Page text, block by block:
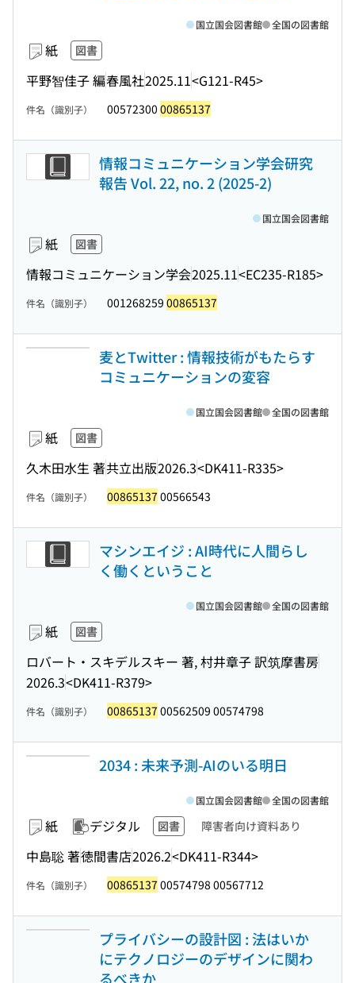
紙 図書
平野智佳子 編春風社2025.11<G121-R45>
国立国会図書館 全国の図書館
件名（識別子） 00572300 00865137
情報コミュニケーション学会研究
報告 Vol. 22, no. 2 (2025-2)
紙 図書
情報コミュニケーション学会2025.11<EC235-R185>
国立国会図書館
件名（識別子） 001268259 00865137
麦とTwitter : 情報技術がもたらす
コミュニケーションの変容
紙 図書
久木田水生 著共立出版2026.3<DK411-R335>
国立国会図書館 全国の図書館
件名（識別子） 00865137 00566543
マシンエイジ : AI時代に人間らし
く働くということ
紙 図書
ロバート・スキデルスキー 著, 村井章子 訳筑摩書房
2026.3<DK411-R379>
国立国会図書館 全国の図書館
件名（識別子） 00865137 00562509 00574798
2034 : 未来予測-AIのいる明日
紙 デジタル 図書 障害者向け資料あり
中島聡 著徳間書店2026.2<DK411-R344>
国立国会図書館 全国の図書館
件名（識別子） 00865137 00574798 00567712
プライバシーの設計図 : 法はいか
にテクノロジーのデザインに関わ
るべきか